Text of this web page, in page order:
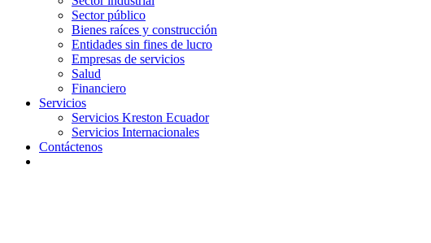
Sector público
Bienes raíces y construcción
Entidades sin fines de lucro
Empresas de servicios
Salud
Financiero
Servicios
Servicios Kreston Ecuador
Servicios Internacionales
Contáctenos